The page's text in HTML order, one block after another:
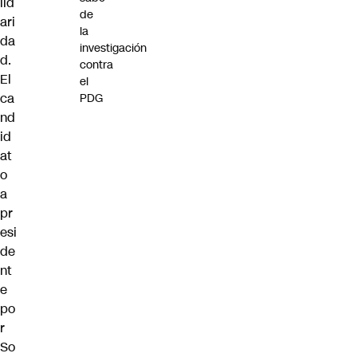
ari
da
d.
El
ca
nd
id
at
o
a
pr
esi
de
nt
e
po
r
So
de
la
investigación
contra
el
PDG